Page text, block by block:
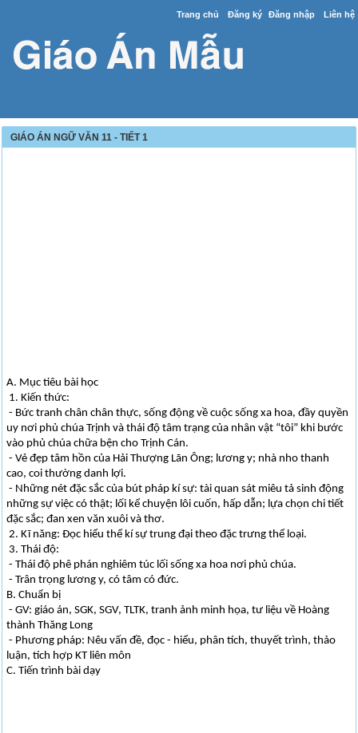
Trang chủ Đăng ký Đăng nhập Liên hệ
GIÁO ÁN NGỮ VĂN 11 - TIẾT 1
A. Mục tiêu bài học
1. Kiến thức:
- Bức tranh chân chân thực, sống động về cuộc sống xa hoa, đầy quyền
uy nơi phủ chúa Trịnh và thái độ tâm trạng của nhân vật “tôi” khi bước
vào phủ chúa chữa bện cho Trịnh Cán.
- Vẻ đẹp tâm hồn của Hải Thượng Lãn Ông; lương y; nhà nho thanh
cao, coi thường danh lợi.
- Những nét đặc sắc của bút pháp kí sự: tài quan sát miêu tả sinh động
những sự việc có thật; lối kể chuyện lôi cuốn, hấp dẫn; lựa chọn chi tiết
đặc sắc; đan xen văn xuôi và thơ.
2. Kĩ năng: Đọc hiểu thể kí sự trung đại theo đặc trưng thể loại.
3. Thái độ:
- Thái độ phê phán nghiêm túc lối sống xa hoa nơi phủ chúa.
- Trân trọng lương y, có tâm có đức.
B. Chuẩn bị
- GV: giáo án, SGK, SGV, TLTK, tranh ảnh minh họa, tư liệu về Hoàng
thành Thăng Long
- Phương pháp: Nêu vấn đề, đọc - hiểu, phân tích, thuyết trình, thảo
luận, tích hợp KT liên môn
C. Tiến trình bài dạy